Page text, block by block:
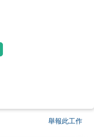
舉報此工作